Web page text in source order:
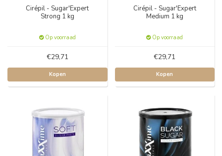
Cirépil - Sugar'Expert
Strong 1 kg
Op voorraad
€29,71
Kopen
Cirépil - Sugar'Expert
Medium 1 kg
Op voorraad
€29,71
Kopen